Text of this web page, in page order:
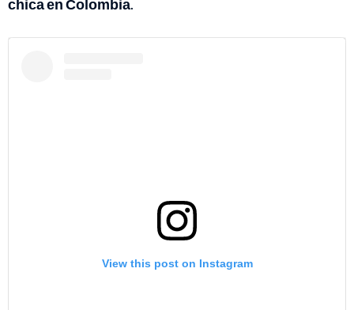
chica en Colombia.
View this post on Instagram